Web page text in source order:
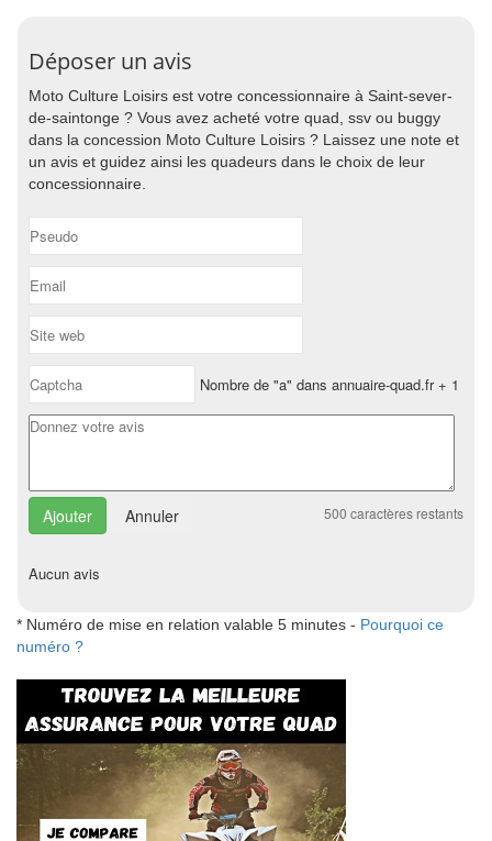
Déposer un avis
Moto Culture Loisirs est votre concessionnaire à Saint-sever-
de-saintonge ? Vous avez acheté votre quad, ssv ou buggy
dans la concession Moto Culture Loisirs ? Laissez une note et
un avis et guidez ainsi les quadeurs dans le choix de leur
concessionnaire.
Nombre de "a" dans annuaire-quad.fr + 1
Annuler 500 caractères restants
Aucun avis
* Numéro de mise en relation valable 5 minutes - Pourquoi ce
numéro ?